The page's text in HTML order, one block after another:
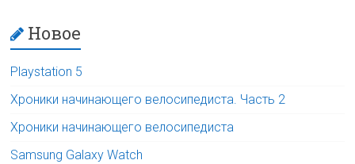
Новое
Playstation 5
Хроники начинающего велосипедиста. Часть 2
Хроники начинающего велосипедиста
Samsung Galaxy Watch